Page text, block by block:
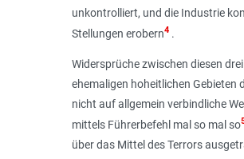
unkontrolliert, und die Industrie
Stellungen erobern4.
Widersprüche zwischen diesen
ehemaligen hoheitlichen Gebieten
nicht auf allgemein verbindliche
mittels Führerbefehl mal so mal so
über das Mittel des Terrors